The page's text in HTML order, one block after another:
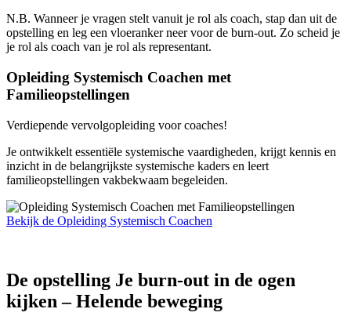
N.B. Wanneer je vragen stelt vanuit je rol als coach, stap dan uit de
opstelling en leg een vloeranker neer voor de burn-out. Zo scheid je
je rol als coach van je rol als representant.
Opleiding Systemisch Coachen met
Familieopstellingen
Verdiepende vervolgopleiding voor coaches!
Je ontwikkelt essentiële systemische vaardigheden, krijgt kennis en
inzicht in de belangrijkste systemische kaders en leert
familieopstellingen vakbekwaam begeleiden.
Bekijk de Opleiding Systemisch Coachen
De opstelling Je burn-out in de ogen
kijken – Helende beweging